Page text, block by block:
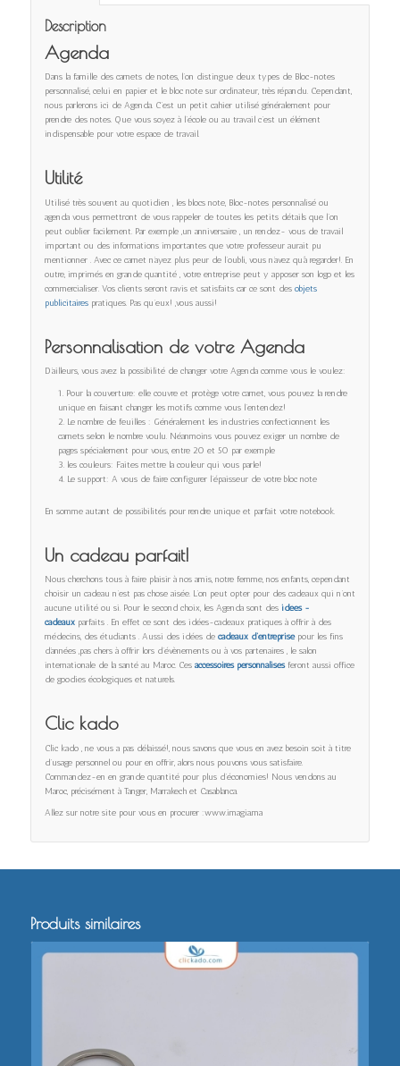
Description
Agenda
Dans la famille des carnets de notes, l’on distingue deux types de Bloc-notes
personnalisé, celui en papier et le bloc note sur ordinateur, très répandu. Cependant,
nous parlerons ici de Agenda. C’est un petit cahier utilisé généralement pour
prendre des notes. Que vous soyez à l’école ou au travail c’est un élément
indispensable pour votre espace de travail.
Utilité
Utilisé très souvent au quotidien , les blocs note, Bloc-notes personnalisé ou
agenda vous permettront de vous rappeler de toutes les petits détails que l’on
peut oublier facilement. Par exemple ,un anniversaire , un rendez- vous de travail
important ou des informations importantes que votre professeur aurait pu
mentionner . Avec ce carnet n’ayez plus peur de l’oubli, vous n’avez qu’à regarder!. En
outre, imprimés en grande quantité , votre entreprise peut y apposer son logo et les
commercialiser. Vos clients seront ravis et satisfaits car ce sont des objets
publicitairespratiques. Pas qu’eux! ,vous aussi!
Personnalisation de votre Agenda
D’ailleurs, vous avez la possibilité de changer votre Agenda comme vous le voulez:
Pour la couverture: elle couvre et protège votre carnet, vous pouvez la rendre
unique en faisant changer les motifs comme vous l’entendez!
Le nombre de feuilles : Généralement les industries confectionnent les
carnets selon le nombre voulu. Néanmoins vous pouvez exiger un nombre de
pages spécialement pour vous, entre 20 et 50 par exemple
les couleurs: Faites mettre la couleur qui vous parle!
Le support: A vous de faire configurer l’épaisseur de votre bloc note
En somme autant de possibilités pour rendre unique et parfait votre notebook.
Un cadeau parfait!
Nous cherchons tous à faire plaisir à nos amis, notre femme, nos enfants, cependant
choisir un cadeau n’est pas chose aisée. L’on peut opter pour des cadeaux qui n’ont
aucune utilité ou si. Pour le second choix, les Agenda sont desidées -
cadeaux parfaits . En effet ce sont des idées-cadeaux pratiques à offrir à des
médecins, des étudiants . Aussi des idées de cadeaux d’entreprise pour les fins
d’années ,pas chers à offrir lors d’évènements ou à vos partenaires , le salon
internationale de la santé au Maroc. Ces accessoires personnalisésferont aussi office
de goodies écologiques et naturels.
Clic kado
Clic kado , ne vous a pas délaissé!, nous savons que vous en avez besoin soit à titre
d’usage personnel ou pour en offrir, alors nous pouvons vous satisfaire.
Commandez-en en grande quantité pour plus d’économies! Nous vendons au
Maroc, précisément à Tanger, Marrakech et Casablanca.
Allez sur notre site pour vous en procurer :www.imagia.ma
Produits similaires